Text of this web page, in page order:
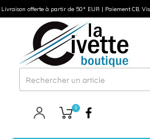
0
Livraison offerte à partir de 50* EUR | Paiement CB,